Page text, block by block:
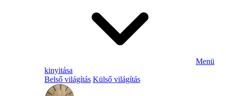
Menü
kinyitása
Belső világítás Külső világítás